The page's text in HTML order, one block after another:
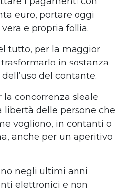
euro, portare oggi
e propria follia.
tutto, per la maggior
in sostanza
del contante.
la concorrenza sleale
libertà delle persone che
vogliono, in contanti o
anche per un aperitivo
negli ultimi anni
elettronici e non